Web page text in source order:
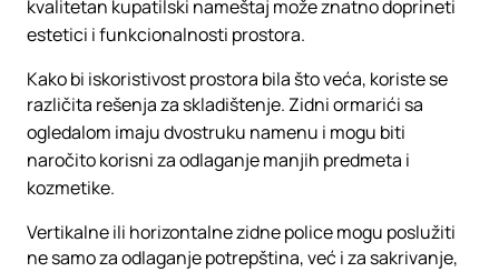
kvalitetan kupatilski nameštaj može znatno doprineti
estetici i funkcionalnosti prostora.
Kako bi iskoristivost prostora bila što veća, koriste se
različita rešenja za skladištenje. Zidni ormarići sa
ogledalom imaju dvostruku namenu i mogu biti
naročito korisni za odlaganje manjih predmeta i
kozmetike.
Vertikalne ili horizontalne zidne police mogu poslužiti
ne samo za odlaganje potrepština, već i za sakrivanje,